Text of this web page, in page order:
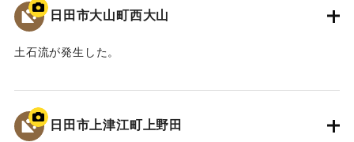
日田市大山町西大山
土石流が発生した。
2020/7/6｜固有コード:01215084
日田市上津江町上野田